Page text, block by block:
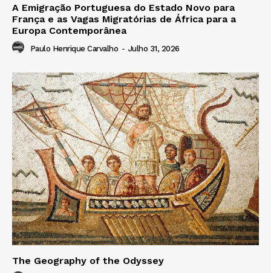
A Emigração Portuguesa do Estado Novo para
França e as Vagas Migratórias de África para a
Europa Contemporânea
Paulo Henrique Carvalho - Julho 31, 2026
The Geography of the Odyssey